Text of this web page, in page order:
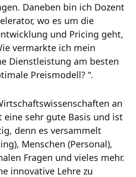
Daneben bin ich Dozent
wo es um die
und Pricing geht,
vermarkte ich mein
Dienstleistung am besten
Preismodell? “.
an
sehr gute Basis und ist
denn es versammelt
Menschen (Personal),
Fragen und vieles mehr.
innovative Lehre zu